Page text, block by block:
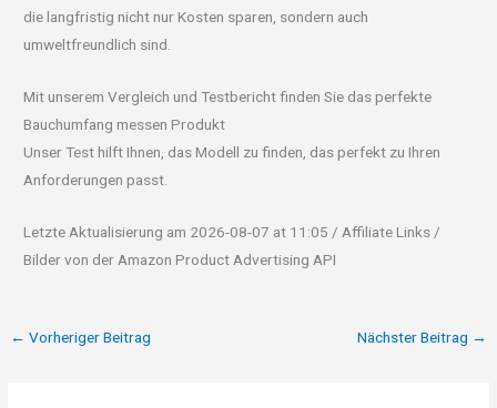
die langfristig nicht nur Kosten sparen, sondern auch
umweltfreundlich sind.
Mit unserem Vergleich und Testbericht finden Sie das perfekte
Bauchumfang messen Produkt
Unser Test hilft Ihnen, das Modell zu finden, das perfekt zu Ihren
Anforderungen passt.
Letzte Aktualisierung am 2026-08-07 at 11:05 / Affiliate Links /
Bilder von der Amazon Product Advertising API
← Vorheriger Beitrag Nächster Beitrag →